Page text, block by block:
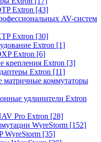
Extron [43]
AV-систем
Extron [30]
Extron [1]
Extron [6]
крепления Extron [3]
Extron [11]
матричные коммутаторы
удлинители Extron
Pro Extron [28]
WyreStorm [152]
WyreStorm [35]